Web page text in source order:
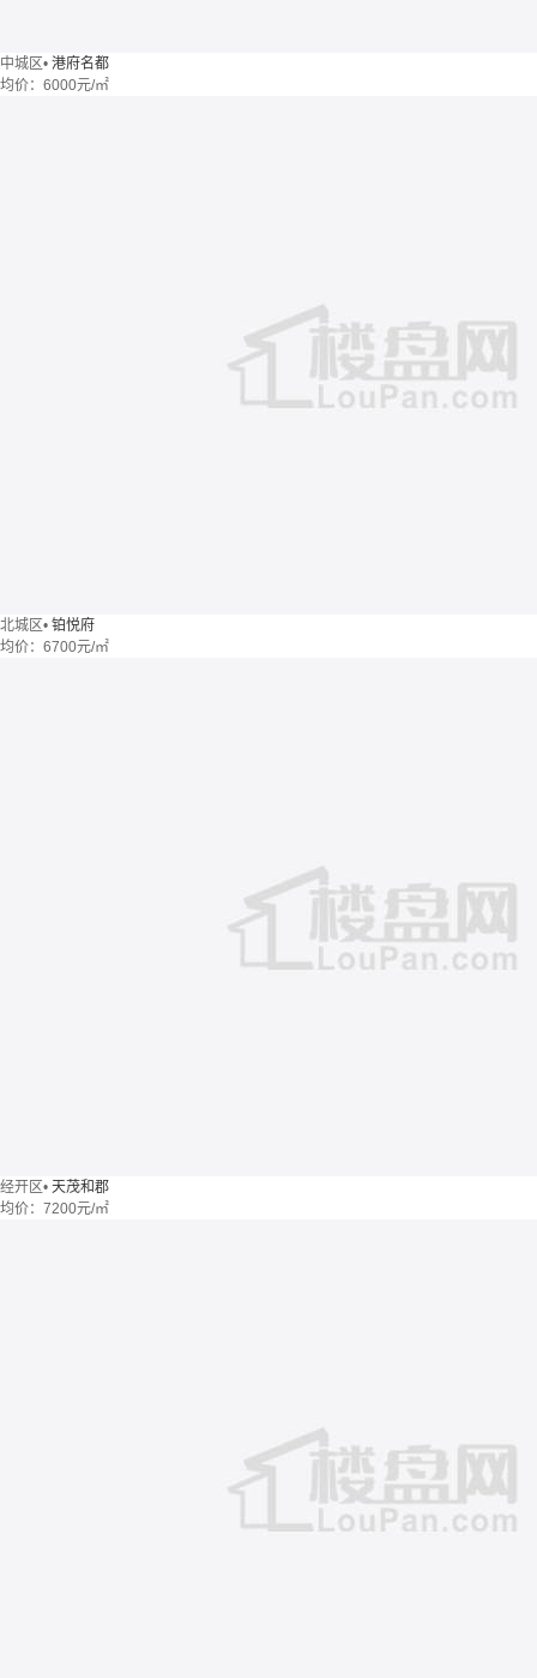
中城区• 港府名都
均价： 6000元/㎡
北城区• 铂悦府
均价： 6700元/㎡
经开区• 天茂和郡
均价： 7200元/㎡